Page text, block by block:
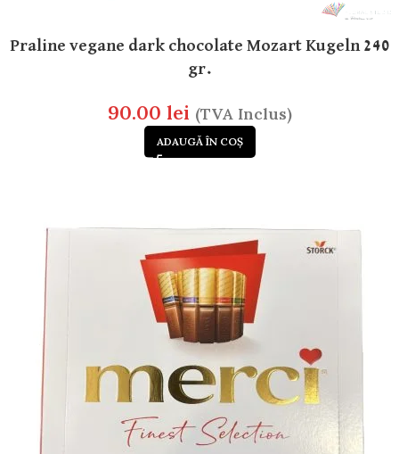
Praline vegane dark chocolate Mozart Kugeln 240
gr.
90.00 lei (TVA Inclus)
ADAUGĂ ÎN COȘ